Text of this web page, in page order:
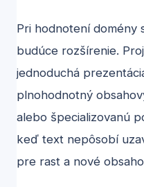
Pri hodnotení domény
budúce rozšírenie.
jednoduchá
plnohodnotný
alebo špecializovanú
keď text nepôsobí
pre rast a nové